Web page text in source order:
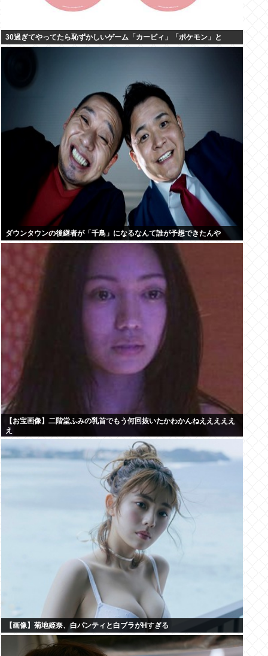
30過ぎてやってたら恥ずかしいゲーム「カービィ」「ポケモン」と
ダウンタウンの後継者が「千鳥」になるなんて誰が予想できたんや
【お宝画像】二階堂ふみの乳首でもう何回抜いたかわかんねえええええ
え
【画像】菊地姫奈、白パンティと白ブラがHすぎる